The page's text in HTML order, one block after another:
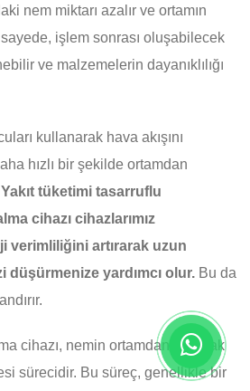
nem miktarı azalır ve ortamın
sayede, işlem sonrası oluşabilecek
ve malzemelerin dayanıklılığı
kullanarak hava akışını
hızlı bir şekilde ortamdan
Yakıt tüketimi tasarruflu
cihazı cihazlarımız
verimliliğini artırarak uzun
düşürmenize yardımcı olur. Bu da
cihazı, nemin ortamdan alınarak
sürecidir. Bu süreç, genellikle bir